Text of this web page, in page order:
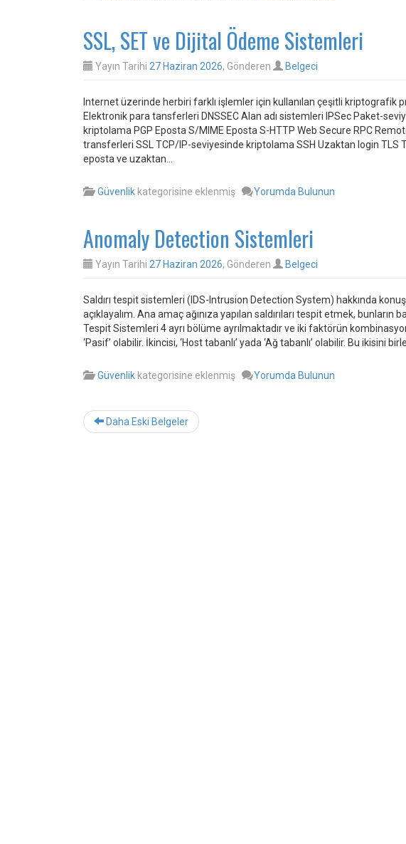
SSL, SET ve Dijital Ödeme Sistemleri
Yayın Tarihi 27 Haziran 2026, Gönderen Belgeci
Internet üzerinde herbiri farklı işlemler için kullanılan çeşitli kriptografik
Elektronik para tansferleri DNSSEC Alan adı sistemleri IPSec Paket-
kriptolama PGP Eposta S/MIME Eposta S-HTTP Web Secure RPC
transferleri SSL TCP/IP-seviyesinde kriptolama SSH Uzaktan login TLS
eposta ve uzaktan…
Güvenlik kategorisine eklenmiş Yorumda Bulunun
Anomaly Detection Sistemleri
Yayın Tarihi 27 Haziran 2026, Gönderen Belgeci
Saldırı tespit sistemleri (IDS-Intrusion Detection System) hakkında
açıklayalım. Ana amaç ağınıza yapılan saldırıları tespit etmek, bunların
Tespit Sistemleri 4 ayrı bölüme ayrılmaktadır ve iki faktörün
‘Pasif’ olabilir. İkincisi, ‘Host tabanlı’ yada ‘Ağ tabanlı’ olabilir. Bu ikisini
Güvenlik kategorisine eklenmiş Yorumda Bulunun
Daha Eski Belgeler